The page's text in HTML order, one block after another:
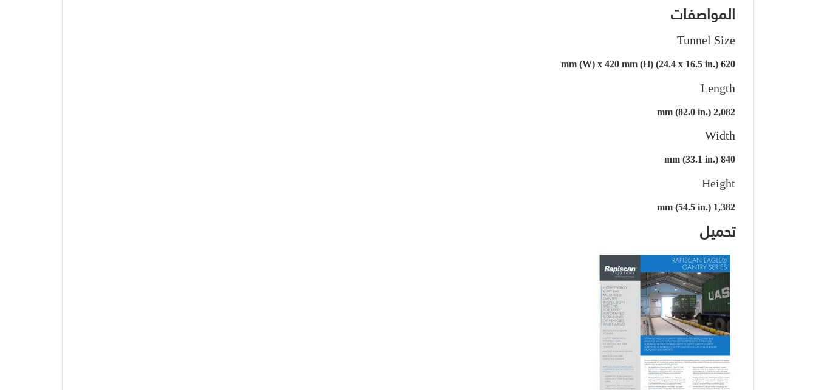
المواصفات
Tunnel Size
620 mm (W) x 420 mm (H) (24.4 x 16.5 in.)
Length
2,082 mm (82.0 in.)
Width
840 mm (33.1 in.)
Height
1,382 mm (54.5 in.)
تحميل